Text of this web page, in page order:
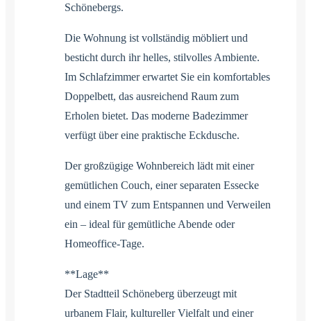
Schönebergs.
Die Wohnung ist vollständig möbliert und
besticht durch ihr helles, stilvolles Ambiente.
Im Schlafzimmer erwartet Sie ein komfortables
Doppelbett, das ausreichend Raum zum
Erholen bietet. Das moderne Badezimmer
verfügt über eine praktische Eckdusche.
Der großzügige Wohnbereich lädt mit einer
gemütlichen Couch, einer separaten Essecke
und einem TV zum Entspannen und Verweilen
ein – ideal für gemütliche Abende oder
Homeoffice-Tage.
**Lage**
Der Stadtteil Schöneberg überzeugt mit
urbanem Flair, kultureller Vielfalt und einer